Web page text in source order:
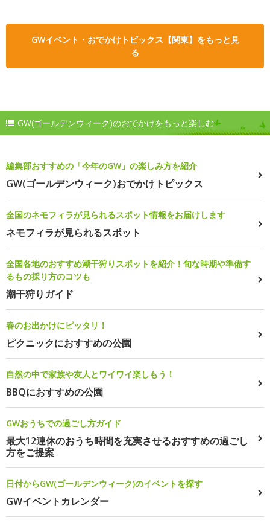
GWイベント・おでかけトピックス【関東】をもっと見
る
GW(ゴールデンウィーク)のおでかけをもっと楽しむ
編集部おすすめの「今年のGW」の楽しみ方を紹介
GW(ゴールデンウィーク)おでかけトピックス
全国のネモフィラが見られるスポット情報をお届けします
ネモフィラが見られるスポット
全国各地のおすすめ潮干狩りスポットを紹介！旬な時期や準備す
るもの採り方のコツも
潮干狩りガイド
春のお出かけにピッタリ！
ピクニックにおすすめの公園
自然の中で家族や友人とワイワイ楽しもう！
BBQにおすすめの公園
GWおうちでの過ごし方ガイド
最大12連休のおうち時間を充実させるおすすめの過ごし
方をご提案
日付からGW(ゴールデンウィーク)のイベントを探す
GWイベントカレンダー